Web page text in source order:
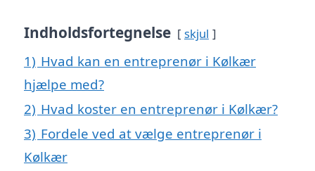
Indholdsfortegnelse skjul
1) Hvad kan en entreprenør i Kølkær
hjælpe med?
2) Hvad koster en entreprenør i Kølkær?
3) Fordele ved at vælge entreprenør i
Kølkær